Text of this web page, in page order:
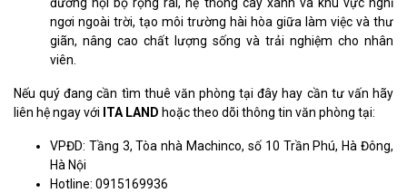
đường nội bộ rộng rãi, hệ thống cây xanh và khu vực nghỉ
ngơi ngoài trời, tạo môi trường hài hòa giữa làm việc và thư
giãn, nâng cao chất lượng sống và trải nghiệm cho nhân
viên.
Nếu quý đang cần tìm thuê văn phòng tại đây hay cần tư vấn hãy
liên hệ ngay với ITA LAND hoặc theo dõi thông tin văn phòng tại:
VPĐD: Tầng 3, Tòa nhà Machinco, số 10 Trần Phú, Hà Đông,
Hà Nội
Hotline: 0915169936